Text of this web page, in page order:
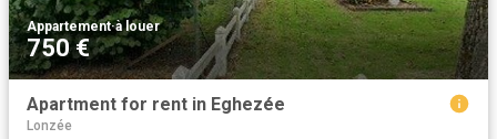
Appartement·à louer
750 €
Apartment for rent in Eghezée
Lonzée